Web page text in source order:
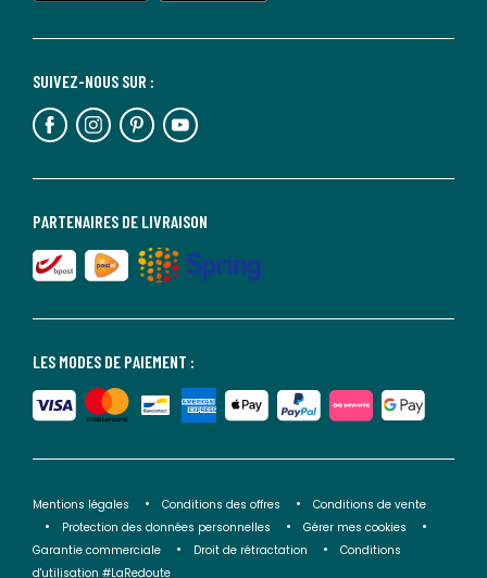
LES MODES DE PAIEMENT :
PARTENAIRES DE LIVRAISON
SUIVEZ-NOUS SUR :
Mentions légales Conditions des offres
Conditions de vente
Protection des données personnelles
Gérer mes cookies
Garantie commerciale
Droit de rétractation
Conditions
d'utilisation #LaRedoute